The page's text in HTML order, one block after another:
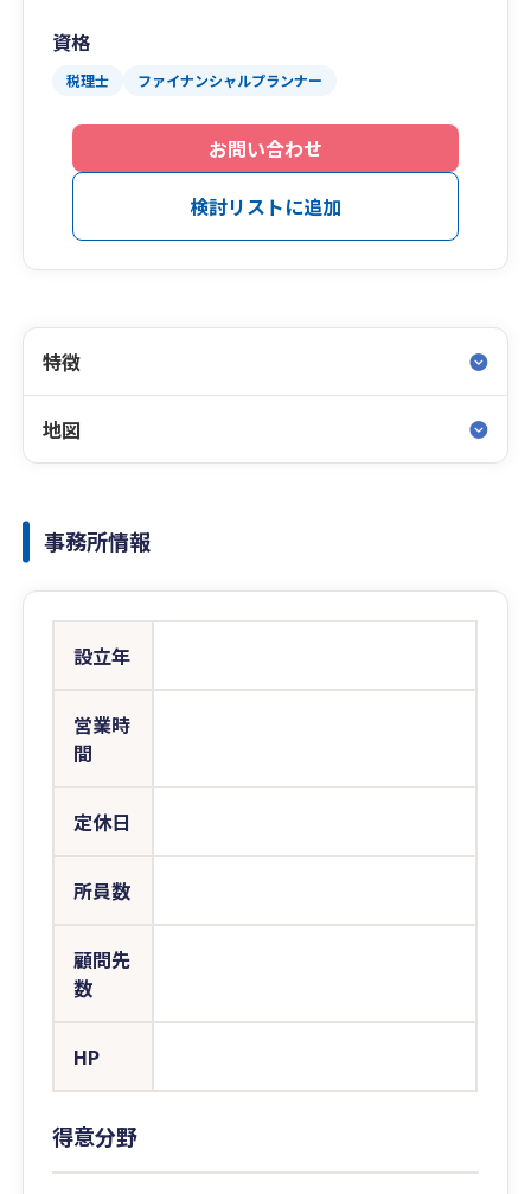
資格
税理士 ファイナンシャルプランナー
お問い合わせ
検討リストに追加
特徴
地図
事務所情報
設立年
営業時
間
定休日
所員数
顧問先
数
HP
得意分野